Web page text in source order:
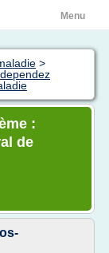
Menu
>
dependez
:
de